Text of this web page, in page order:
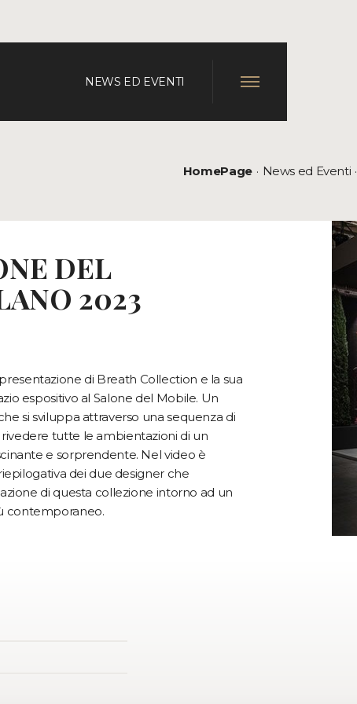
NEWS ED EVENTI
HomePage News ed Eventi
DEL
2023
di Breath Collection e la sua
espositivo al Salone del Mobile. Un
si sviluppa attraverso una sequenza di
tutte le ambientazioni di un
e sorprendente. Nel video è
dei due designer che
di questa collezione intorno ad un
contemporaneo.